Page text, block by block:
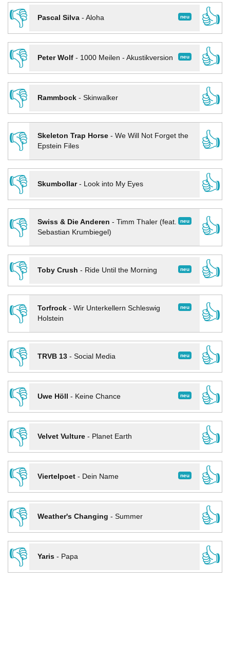
👎
neu
Pascal Silva- Aloha
👍
👎
neu
Peter Wolf- 1000 Meilen - Akustikversion
👍
👎
Rammbock- Skinwalker
👍
👎
Skeleton Trap Horse- We Will Not Forget the
Epstein Files
👍
👎
Skumbollar- Look into My Eyes
👍
👎
neu
Swiss & Die Anderen - Timm Thaler (feat.
Sebastian Krumbiegel)
👍
👎
neu
Toby Crush - Ride Until the Morning
👍
👎
neu
Torfrock- Wir Unterkellern Schleswig
Holstein
👍
👎
neu
TRVB 13- Social Media
👍
👎
neu
Uwe Höll - Keine Chance
👍
👎
Velvet Vulture- Planet Earth
👍
👎
neu
Viertelpoet- Dein Name
👍
👎
Weather's Changing - Summer
👍
👎
Yaris- Papa 👍